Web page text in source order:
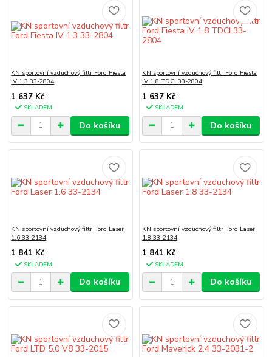
KN sportovní vzduchový filtr Ford Fiesta
IV 1.3 33-2804
1 637 Kč
SKLADEM
Do košíku
KN sportovní vzduchový filtr Ford Fiesta
IV 1.8 TDCI 33-2804
1 637 Kč
SKLADEM
Do košíku
KN sportovní vzduchový filtr Ford Laser
1.6 33-2134
1 841 Kč
SKLADEM
Do košíku
KN sportovní vzduchový filtr Ford Laser
1.8 33-2134
1 841 Kč
SKLADEM
Do košíku